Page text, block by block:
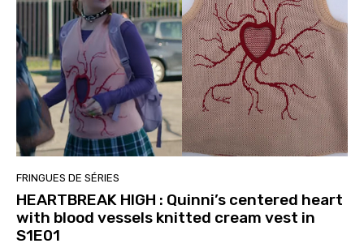
FRINGUES DE SÉRIES
HEARTBREAK HIGH : Quinni’s centered heart
with blood vessels knitted cream vest in
S1E01